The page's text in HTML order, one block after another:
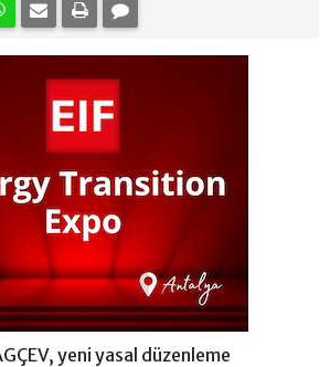
yeni yasal düzenleme